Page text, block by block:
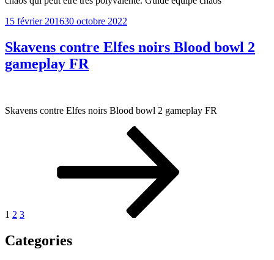
Publié
15 février 201630 octobre 2022
Skavens contre Elfes noirs Blood bowl 2
gameplay FR
Skavens contre Elfes noirs Blood bowl 2 gameplay FR
publications
1 2 3
Categories